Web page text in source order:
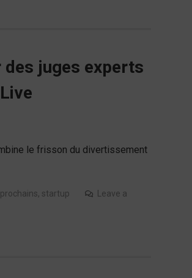
juges experts
le frisson du divertissement
prochains, startup
Leave a